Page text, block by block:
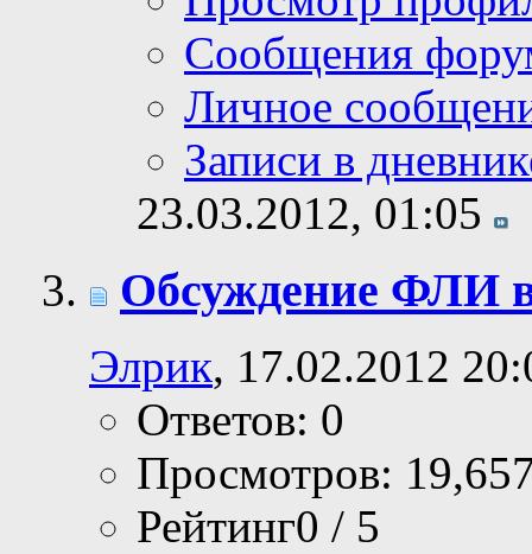
Сообщения
Личное
Записи в
23.03.2012, 01:05
Обсуждение ФЛИ
Элрик, 17.02.2012
Ответов: 0
Просмотров:
Рейтинг0 / 5